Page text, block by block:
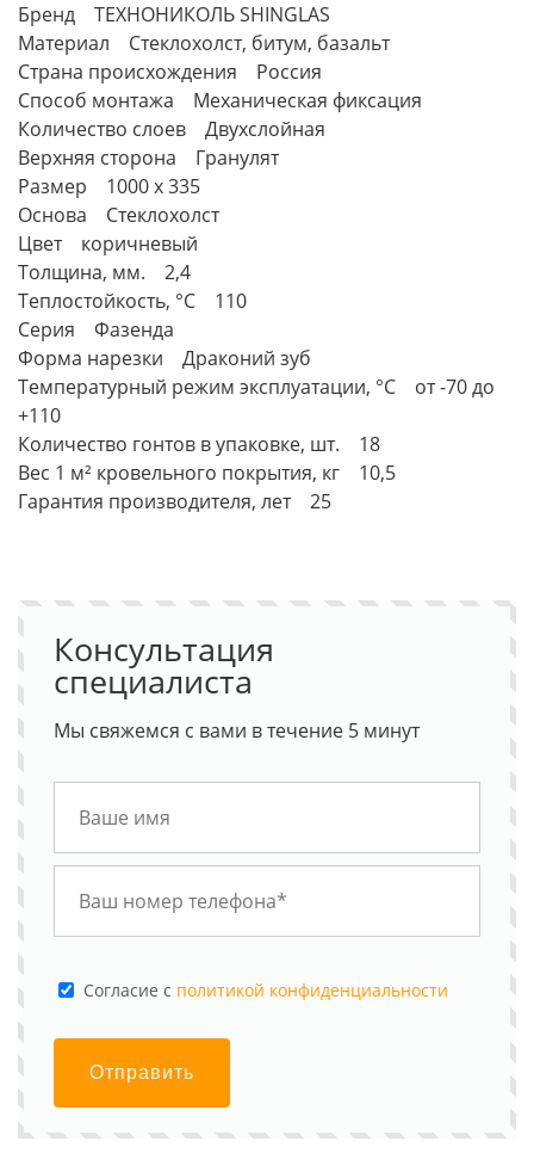
Бренд ТЕХНОНИКОЛЬ SHINGLAS
Материал Стеклохолст, битум, базальт
Страна происхождения Россия
Способ монтажа Механическая фиксация
Количество слоев Двухслойная
Верхняя сторона Гранулят
Размер 1000 x 335
Основа Стеклохолст
Цвет коричневый
Толщина, мм. 2,4
Теплостойкость, °С 110
Серия Фазенда
Форма нарезки Драконий зуб
Температурный режим эксплуатации, °C от -70 до
+110
Количество гонтов в упаковке, шт. 18
Вес 1 м² кровельного покрытия, кг 10,5
Гарантия производителя, лет 25
Консультация
специалиста
Мы свяжемся с вами в течение 5 минут
Cогласие с политикой конфиденциальности
Отправить